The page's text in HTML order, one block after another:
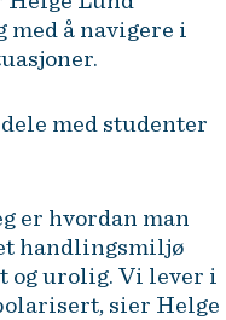
å navigere i
med studenter
er hvordan man
handlingsmiljø
og urolig. Vi lever i
sier Helge